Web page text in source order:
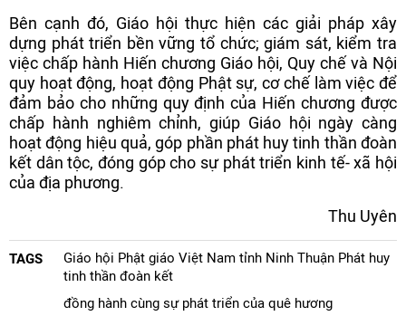
Bên cạnh đó, Giáo hội thực hiện các giải pháp xây
dựng phát triển bền vững tổ chức; giám sát, kiểm tra
việc chấp hành Hiến chương Giáo hội, Quy chế và Nội
quy hoạt động, hoạt động Phật sự, cơ chế làm việc để
đảm bảo cho những quy định của Hiến chương được
chấp hành nghiêm chỉnh, giúp Giáo hội ngày càng
hoạt động hiệu quả, góp phần phát huy tinh thần đoàn
kết dân tộc, đóng góp cho sự phát triển kinh tế- xã hội
của địa phương.
Thu Uyên
TAGS
Giáo hội Phật giáo Việt Nam tỉnh Ninh Thuận Phát huy
tinh thần đoàn kết
đồng hành cùng sự phát triển của quê hương